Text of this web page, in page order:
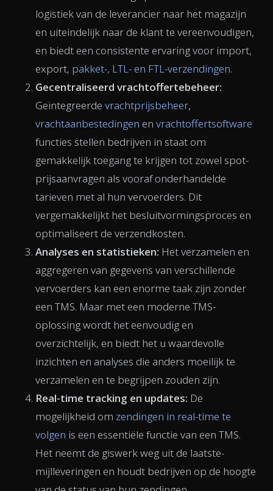
logistiek van de leverancier naar het magazijn
en uiteindelijk naar de klant te vereenvoudigen,
en biedt een consistente ervaring voor import,
export, pakket-, LTL- en FTL-verzendingen.
Gecentraliseerd vrachtoffertebeheer:
Geïntegreerde vrachtprijsbeheer,
vrachtaanbestedingen en vrachtoffertsoftware
functies stellen bedrijven in staat om
gemakkelijk toegang te krijgen tot zowel spot-
prijsaanvragen als vooraf onderhandelde
tarieven met al hun vervoerders. Dit
vergemakkelijkt het besluitvormingsproces en
optimaliseert de verzendkosten.
Analyses en statistieken: Het verzamelen en
aggregeren van gegevens van verschillende
vervoerders kan een enorme taak zijn zonder
een TMS. Maar met een moderne TMS-
oplossing wordt het eenvoudig en
overzichtelijk, en biedt het u waardevolle
inzichten en analyses die anders moeilijk te
verzamelen en te begrijpen zouden zijn.
Real-time tracking en updates: De
mogelijkheid om zendingen in real-time te
volgen is een essentiële functie van een TMS.
Het neemt de giswerk weg uit de laatste-
mijlleveringen en houdt bedrijven op de hoogte